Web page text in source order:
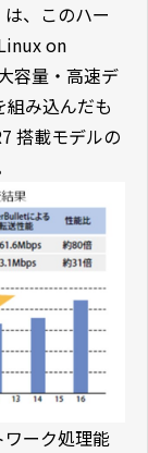
、このハー
on
容量・高速デ
み込んだも
搭載モデルの
ワーク処理能